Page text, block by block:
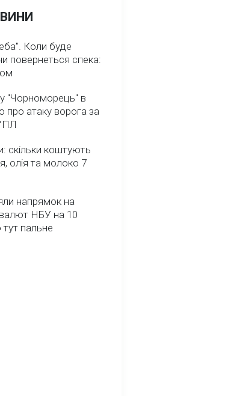
Коли буде
повернеться спека:
"Чорноморець" в
про атаку ворога за
скільки коштують
олія та молоко 7
напрямок на
НБУ на 10
тут пальне